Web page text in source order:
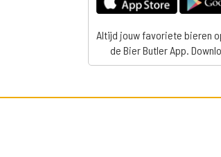
Altijd jouw favoriete bieren
de Bier Butler App.